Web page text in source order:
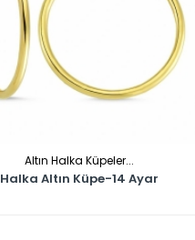
Altın Halka Küpeler...
Halka Altın Küpe-14 Ayar